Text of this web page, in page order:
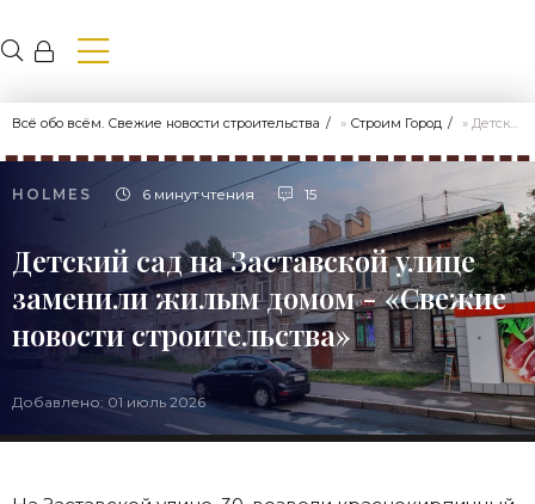
Всё обо всём. Свежие новости строительства » Строим Город » Детский сад на Заставской улице заменили жилым домом - «Свежие новости строительства»
HOLMES 6 минут чтения 15
Детский сад на Заставской улице
заменили жилым домом - «Свежие
новости строительства»
Добавлено: 01 июль 2026